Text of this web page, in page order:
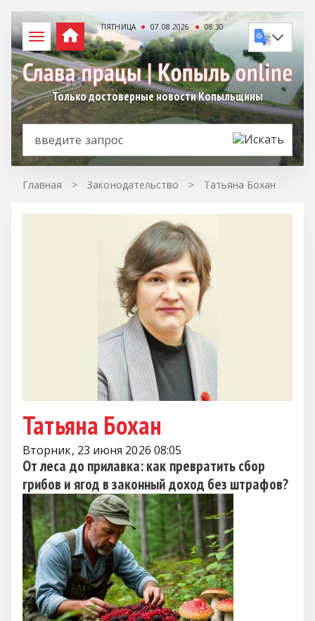
ПЯТНИЦА 07.08.2026 08:30
Только достоверные новости Копыльщины
Главная > Законодательство > Татьяна Бохан
Татьяна Бохан
Вторник, 23 июня 2026 08:05
От леса до прилавка: как превратить сбор
грибов и ягод в законный доход без штрафов?